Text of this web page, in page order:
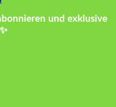
und exklusive